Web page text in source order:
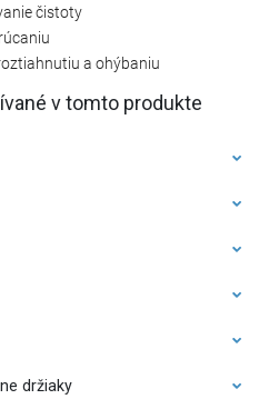
čistoty
a ohýbaniu
v tomto produkte
držiaky